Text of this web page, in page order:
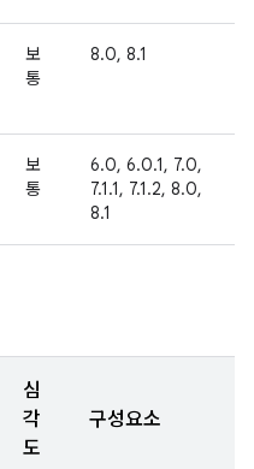
보
통
8.0, 8.1
보
통
6.0, 6.0.1, 7.0,
7.1.1, 7.1.2, 8.0,
8.1
심
각
도
구성요소